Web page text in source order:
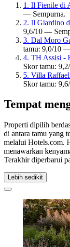
1. Il Fienile di
— Sempurna.
2. Il Giardino
9,6/10 —
3. Dal Moro
tamu: 9,0/10
4. TH Assisi -
Skor tamu:
5. Villa
Skor tamu:
Tempat
Properti dipilih
di antara tamu yang
melalui Hotels.com.
menawarkan
Terakhir diperbarui
Lebih sedikit